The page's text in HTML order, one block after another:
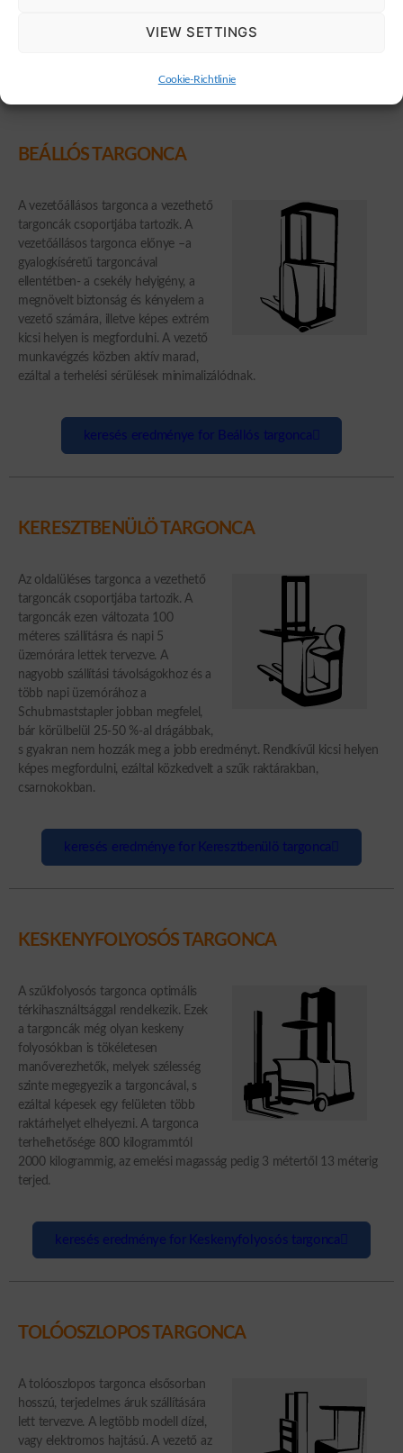
VIEW SETTINGS
Cookie-Richtlinie
BEÁLLÓS TARGONCA
A vezetőállásos targonca a vezethető
targoncák csoportjába tartozik. A
vezetőállásos targonca előnye –a
gyalogkíséretű targoncával
ellentétben- a csekély helyigény, a
megnövelt biztonság és kényelem a
vezető számára, illetve képes extrém
kicsi helyen is megfordulni. A vezető
munkavégzés közben aktív marad,
ezáltal a terhelési sérülések minimalizálódnak.
keresés eredménye for Beállós targonca
KERESZTBENÜLÖ TARGONCA
Az oldalüléses targonca a vezethető
targoncák csoportjába tartozik. A
targoncák ezen változata 100
méteres szállításra és napi 5
üzemórára lettek tervezve. A
nagyobb szállítási távolságokhoz és a
több napi üzemórához a
Schubmaststapler jobban megfelel,
bár körülbelül 25-50 %-al drágábbak,
s gyakran nem hozzák meg a jobb eredményt. Rendkívűl kicsi helyen
képes megfordulni, ezáltal közkedvelt a szűk raktárakban,
csarnokokban.
keresés eredménye for Keresztbenülö targonca
KESKENYFOLYOSÓS TARGONCA
A szűkfolyosós targonca optimális
térkihasználtsággal rendelkezik. Ezek
a targoncák még olyan keskeny
folyosókban is tökéletesen
manőverezhetők, melyek szélesség
szinte megegyezik a targoncával, s
ezáltal képesek egy felületen több
raktárhelyet elhelyezni. A targonca
terhelhetősége 800 kilogrammtól
2000 kilogrammig, az emelési magasság pedig 3 métertől 13 méterig
terjed.
keresés eredménye for Keskenyfolyosós targonca
TOLÓOSZLOPOS TARGONCA
A tolóoszlopos targonca elsősorban
hosszú, terjedelmes áruk szállítására
lett tervezve. A legtöbb modell dízel,
vagy elektromos hajtású. A vezető az